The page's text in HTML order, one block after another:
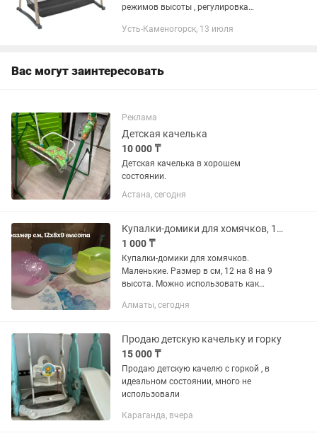
режимов высоты , регулировка
на ножках , район Библиотеки Пушкина
Усть-Каменогорск, 13 июля
Вас могут заинтересовать
Реклама
Детская качелька
10 000 ₸
Детская качелька в хорошем
состоянии.
Астана, сегодня
Купалки-домики для хомячков, 12х8х9выс
1 000 ₸
Купалки-домики для хомячков.
Маленькие. Размер в см, 12 на 8 на 9
высота. Можно использовать как
или туалеты. Дверка-качелька. Цена за
Алматы, сегодня
Продаю детскую качельку и горку
15 000 ₸
Продаю детскую качелю с горкой , в
идеальном состоянии, много не
использовали
Караганда, вчера